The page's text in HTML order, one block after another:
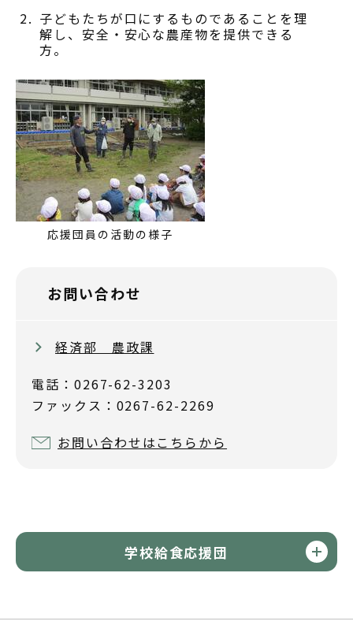
子どもたちが口にするものであることを理
解し、安全・安心な農産物を提供できる
方。
応援団員の活動の様子
お問い合わせ
経済部 農政課
電話：0267-62-3203
ファックス：0267-62-2269
お問い合わせはこちらから
学校給食応援団